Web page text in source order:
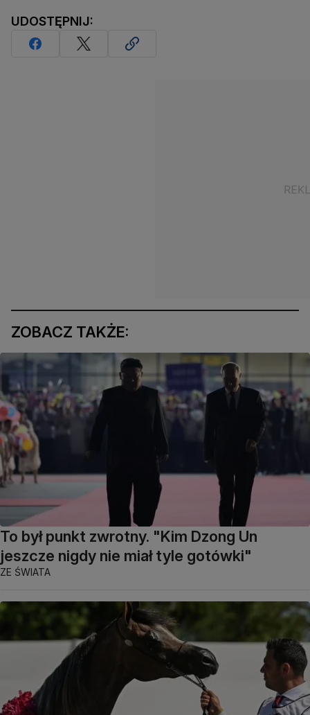
UDOSTĘPNIJ:
ZOBACZ TAKŻE:
To był punkt zwrotny. "Kim Dzong Un
jeszcze nigdy nie miał tyle gotówki"
ZE ŚWIATA